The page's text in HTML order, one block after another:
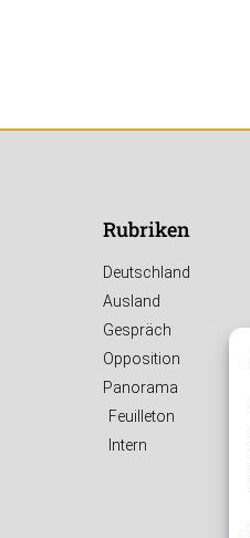
Rubriken
Deutschland
Ausland
Gespräch
Opposition
Panorama
Feuilleton
Intern